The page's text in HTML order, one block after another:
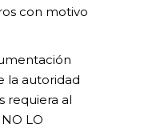
con motivo
la autoridad
requiera al
LO